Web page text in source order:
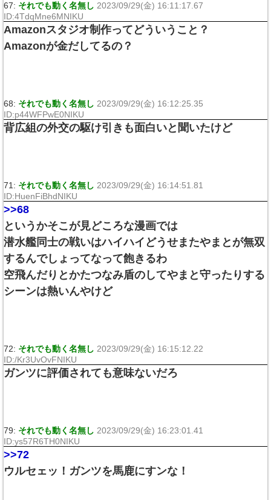
67: それでも動く名無し 2023/09/29(金) 16:11:17.67
ID:4TdqMne6MNIKU
Amazonスタジオ制作ってどういうこと？
Amazonが金だしてるの？
68: それでも動く名無し 2023/09/29(金) 16:12:25.35
ID:p44WFPwE0NIKU
背広組の外交の駆け引きも面白いと聞いたけど
71: それでも動く名無し 2023/09/29(金) 16:14:51.81
ID:HuenFiBhdNIKU
>>68
というかそこが見どころな漫画では
潜水艦同士の戦いはハイハイどうせまたやまとが無双
するんでしょってなって飽きるわ
空飛んだりとかたつなみ盾のしてやまと守ったりする
シーンは熱いんやけど
72: それでも動く名無し 2023/09/29(金) 16:15:12.22
ID:/Kr3UvOvFNIKU
ガンツに評価されても意味ないだろ
79: それでも動く名無し 2023/09/29(金) 16:23:01.41
ID:ys57R6TH0NIKU
>>72
ウルセェッ！ガンツを馬鹿にすンな！